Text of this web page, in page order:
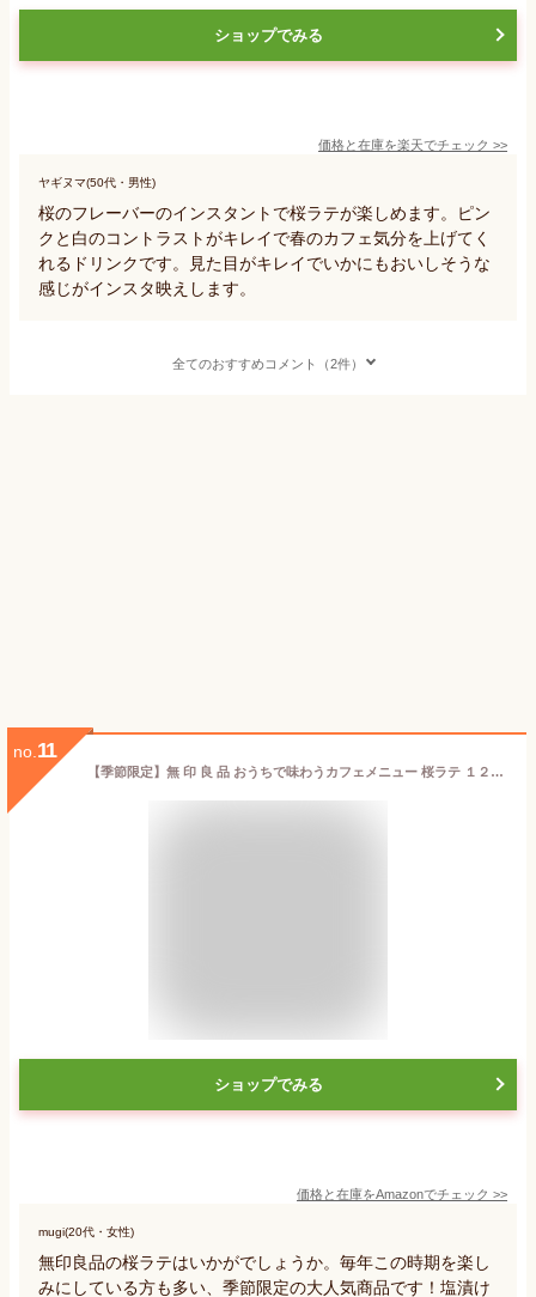
ショップでみる
価格と在庫を楽天でチェック >>
ヤギヌマ(50代・男性)
桜のフレーバーのインスタントで桜ラテが楽しめます。ピン
クと白のコントラストがキレイで春のカフェ気分を上げてく
れるドリンクです。見た目がキレイでいかにもおいしそうな
感じがインスタ映えします。
全てのおすすめコメント（2件）
no. 11
【季節限定】無 印 良 品 おうちで味わうカフェメニュー 桜ラテ １２０ｇ
ショップでみる
価格と在庫をAmazonでチェック >>
mugi(20代・女性)
無印良品の桜ラテはいかがでしょうか。毎年この時期を楽し
みにしている方も多い、季節限定の大人気商品です！塩漬け